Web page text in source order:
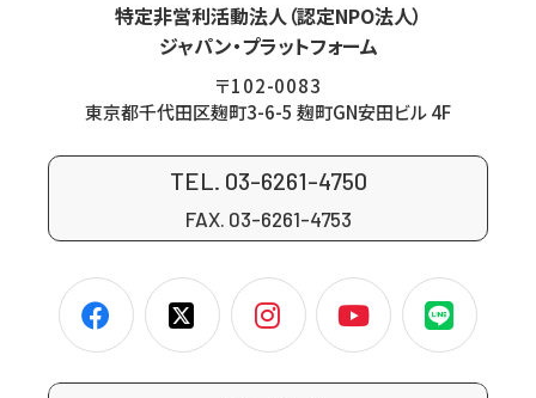
特定非営利活動法人（認定NPO法人）
ジャパン・プラットフォーム
〒102-0083
東京都千代田区麹町3-6-5 麹町GN安田ビル 4F
TEL. 03-6261-4750
FAX. 03-6261-4753